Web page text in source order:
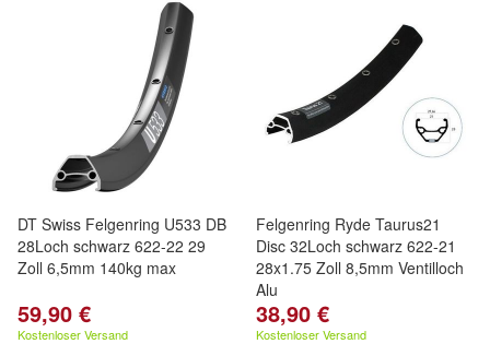
DT Swiss Felgenring U533 DB
28Loch schwarz 622-22 29
Zoll 6,5mm 140kg max
59,90 €
Kostenloser Versand
Felgenring Ryde Taurus21
Disc 32Loch schwarz 622-21
28x1.75 Zoll 8,5mm Ventilloch
Alu
38,90 €
Kostenloser Versand